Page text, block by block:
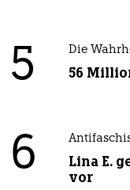
5 Die
56
6
Lina E.
vor